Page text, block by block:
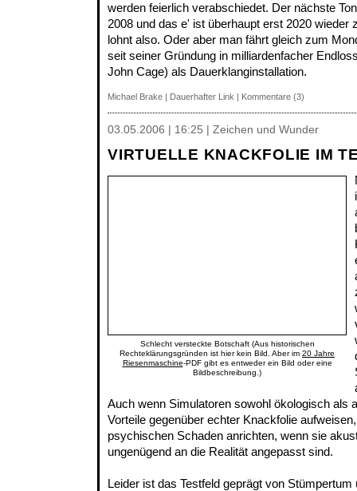
werden feierlich verabschiedet. Der nächste
2008 und das e' ist überhaupt erst 2020 wieder
lohnt also. Oder aber man fährt gleich zum
seit seiner Gründung in milliardenfacher
John Cage) als Dauerklanginstallation.
Michael Brake | Dauerhafter Link | Kommentare (3)
03.05.2006 | 16:25 | Zeichen und Wunder
VIRTUELLE KNACKFOLIE IM
Schlecht versteckte Botschaft (Aus historischen
Rechteklärungsgründen ist hier kein Bild. Aber im 20 Jahre
Riesenmaschine-PDF gibt es entweder ein Bild oder eine
Bildbeschreibung.)
Auch wenn Simulatoren sowohl ökologisch als
Vorteile gegenüber echter Knackfolie
psychischen Schaden anrichten, wenn sie
ungenügend an die Realität angepasst sind.
Leider ist das Testfeld geprägt von